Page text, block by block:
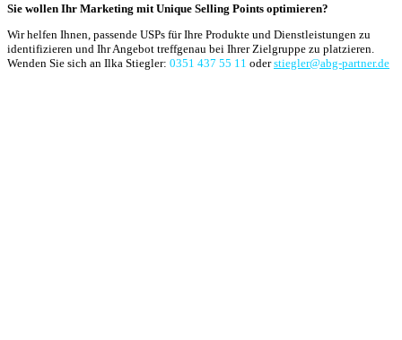
Sie wollen Ihr Marketing mit Unique Selling Points optimieren?
Wir helfen Ihnen, passende USPs für Ihre Produkte und Dienstleistungen zu
identifizieren und Ihr Angebot treffgenau bei Ihrer Zielgruppe zu platzieren.
Wenden Sie sich an Ilka Stiegler: 0351 437 55 11 oderstiegler@abg-partner.de